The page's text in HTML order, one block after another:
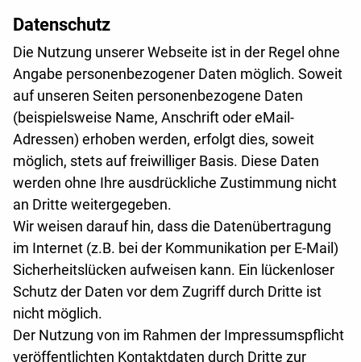
Datenschutz
Die Nutzung unserer Webseite ist in der Regel ohne
Angabe personenbezogener Daten möglich. Soweit
auf unseren Seiten personenbezogene Daten
(beispielsweise Name, Anschrift oder eMail-
Adressen) erhoben werden, erfolgt dies, soweit
möglich, stets auf freiwilliger Basis. Diese Daten
werden ohne Ihre ausdrückliche Zustimmung nicht
an Dritte weitergegeben.
Wir weisen darauf hin, dass die Datenübertragung
im Internet (z.B. bei der Kommunikation per E-Mail)
Sicherheitslücken aufweisen kann. Ein lückenloser
Schutz der Daten vor dem Zugriff durch Dritte ist
nicht möglich.
Der Nutzung von im Rahmen der Impressumspflicht
veröffentlichten Kontaktdaten durch Dritte zur